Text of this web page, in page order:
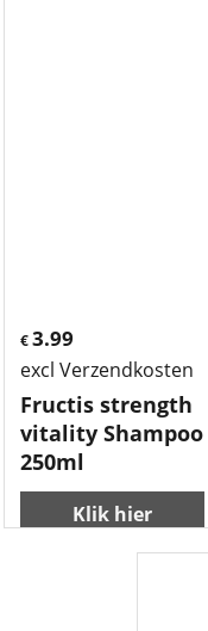
€ 3.99
excl Verzendkosten
Fructis strength
vitality Shampoo
250ml
Klik hier